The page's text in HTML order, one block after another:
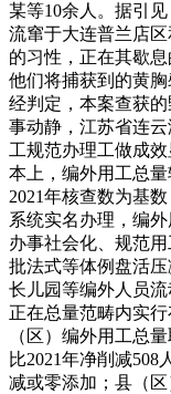
某等10余人。据引
流窜于大连普兰店
的习性，正在其歇
他们将捕获到的黄
经判定，本案查获
事动静，江苏省连
工规范办理工做成
本上，编外用工总
2021年核查数为基
系统实名办理，编
办事社会化、规范
批法式等体例盘活
长儿园等编外人员
正在总量范畴内实
（区）编外用工总
比2021年净削减508
减或零添加；县（